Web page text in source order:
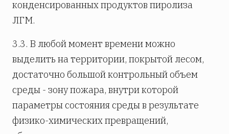
конденсированных продуктов пиролиза
ЛГМ.
3.3. В любой момент времени можно
выделить на территории, покрытой лесом,
достаточно большой контрольный объем
среды - зону пожара, внутри которой
параметры состояния среды в результате
физико-химических превращений,